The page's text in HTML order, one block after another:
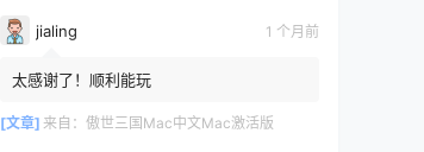
jialing 1 个月前
太感谢了！顺利能玩
[文章] 来自： 傲世三国Mac中文Mac激活版